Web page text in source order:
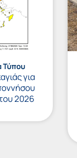
Τύπου
για
2026